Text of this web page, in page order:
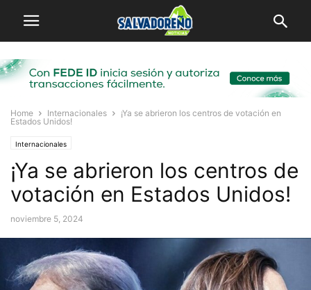
Home Internacionales
¡Ya se abrieron los centros de votación en
Estados Unidos!
Internacionales
¡Ya se abrieron los centros de
votación en Estados Unidos!
noviembre 5, 2024